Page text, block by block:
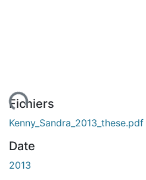
Fichiers
Kenny_Sandra_2013_these.pdf
Date
2013